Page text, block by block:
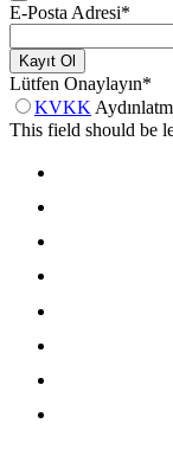
E-Posta Adresi*
Kayıt Ol
Lütfen Onaylayın*
KVKK
This field should be